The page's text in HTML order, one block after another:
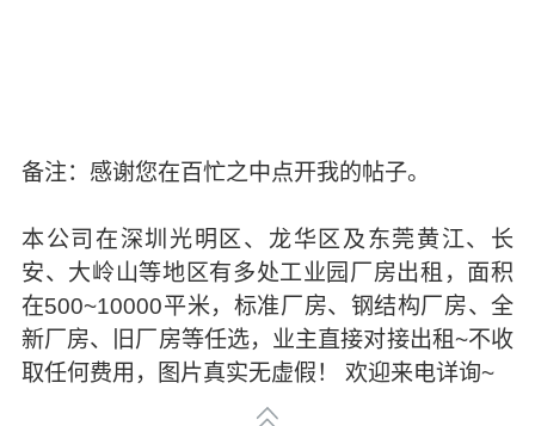
备注：感谢您在百忙之中点开我的帖子。
本公司在深圳光明区、龙华区及东莞黄江、长
安、大岭山等地区有多处工业园厂房出租，面积
在500~10000平米，标准厂房、钢结构厂房、全
新厂房、旧厂房等任选，业主直接对接出租~不收
取任何费用，图片真实无虚假！ 欢迎来电详询~